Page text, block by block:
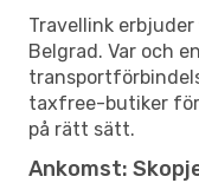
Travellink
Belgrad. Var och
taxfree-butiker
på rätt sätt.
Ankomst: